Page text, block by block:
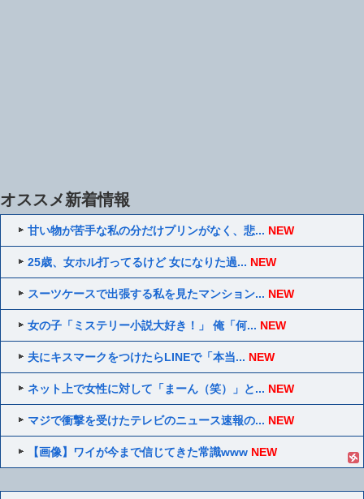
オススメ新着情報
甘い物が苦手な私の分だけプリンがなく、悲... NEW
25歳、女ホル打ってるけど 女になりた過... NEW
スーツケースで出張する私を見たマンション... NEW
女の子「ミステリー小説大好き！」 俺「何... NEW
夫にキスマークをつけたらLINEで「本当... NEW
ネット上で女性に対して「まーん（笑）」と... NEW
マジで衝撃を受けたテレビのニュース速報の... NEW
【画像】ワイが今まで信じてきた常識www NEW